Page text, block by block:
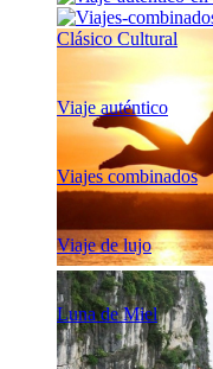
Clásico Cultural
Viaje auténtico
Viajes combinados
Viaje de lujo
Luna de Miel